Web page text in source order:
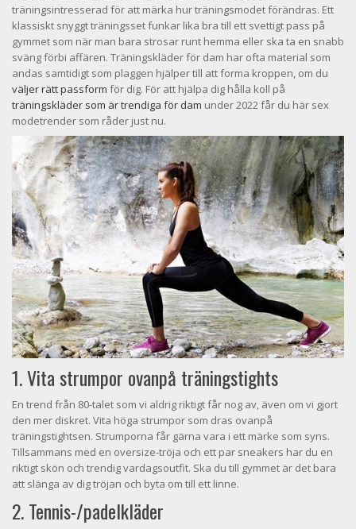
träningsintresserad för att märka hur träningsmodet förändras. Ett
klassiskt snyggt träningsset funkar lika bra till ett svettigt pass på
gymmet som när man bara strosar runt hemma eller ska ta en snabb
sväng förbi affären. Träningskläder för dam har ofta material som
andas samtidigt som plaggen hjälper till att forma kroppen, om du
väljer rätt passform för dig. För att hjälpa dig hålla koll på
träningskläder som är trendiga för dam under 2022 får du här sex
modetrender som råder just nu.
1. Vita strumpor ovanpå träningstights
En trend från 80-talet som vi aldrig riktigt får nog av, även om vi gjort
den mer diskret. Vita höga strumpor som dras ovanpå
träningstightsen. Strumporna får gärna vara i ett märke som syns.
Tillsammans med en oversize-tröja och ett par sneakers har du en
riktigt skön och trendig vardagsoutfit. Ska du till gymmet är det bara
att slänga av dig tröjan och byta om till ett linne.
2. Tennis-/padelkläder